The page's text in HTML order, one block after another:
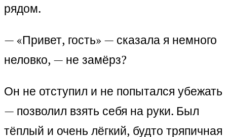
рядом.
— «Привет, гость» — сказала я немного
неловко, — не замёрз?
Он не отступил и не попытался убежать
— позволил взять себя на руки. Был
тёплый и очень лёгкий, будто тряпичная